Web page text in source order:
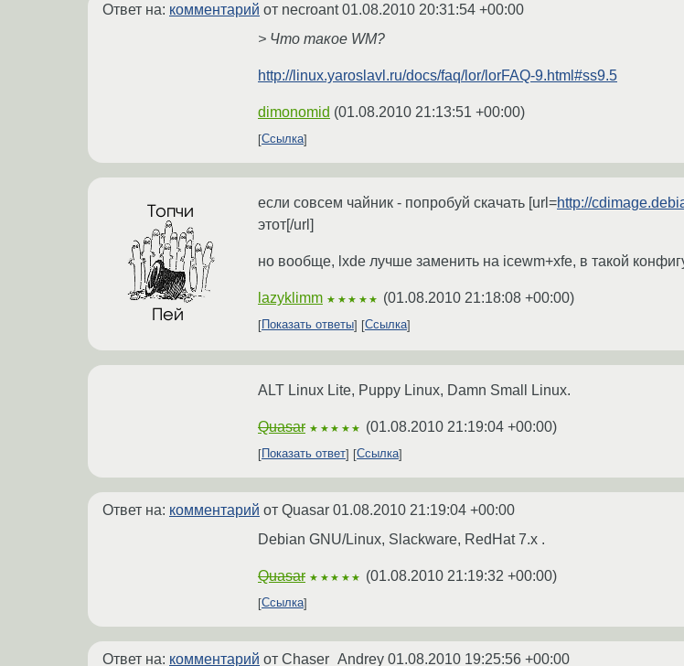
Ответ на: комментарий от necroant01.08.2010 20:31:54 +00:00
> Что такое WM?
http://linux.yaroslavl.ru/docs/faq/lor/lorFAQ-9.html#ss9.5
dimonomid (01.08.2010 21:13:51 +00:00)
Ссылка
если совсем чайник - попробуй скачать [url=http://
этот[/url]
но вообще, lxde лучше заменить на icewm+xfe, в такой
lazyklimm ★★★★★ (01.08.2010 21:18:08 +00:00)
Показать ответы Ссылка
ALT Linux Lite, Puppy Linux, Damn Small Linux.
Quasar ★★★★★ (01.08.2010 21:19:04 +00:00)
Показать ответ Ссылка
Ответ на: комментарий от Quasar 01.08.2010 21:19:04 +00:00
Debian GNU/Linux, Slackware, RedHat 7.x .
Quasar ★★★★★ (01.08.2010 21:19:32 +00:00)
Ссылка
Ответ на: комментарий от Chaser_Andrey 01.08.2010 19:25:56 +00:00